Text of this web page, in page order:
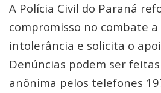
A Polícia Civil do Paraná
compromisso no combate
intolerância e solicita o
Denúncias podem ser
anônima pelos telefones